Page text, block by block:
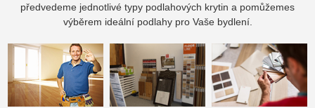
předvedeme jednotlivé typy podlahových krytin a pomůžemes
výběrem ideální podlahy pro Vaše bydlení.